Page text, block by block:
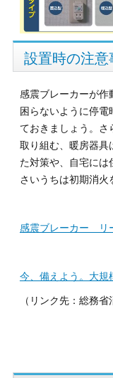
設置時の注意
感震ブレーカーが作
困らないように停電
ておきましょう。さ
取り組む、暖房器具
た対策や、自宅には
さいうちは初期消火
感震ブレーカー リ
今、備えよう。大
（リンク先：総務省